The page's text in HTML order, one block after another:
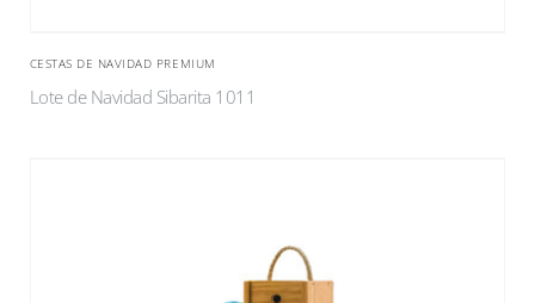
CESTAS DE NAVIDAD PREMIUM
Lote de Navidad Sibarita 1011